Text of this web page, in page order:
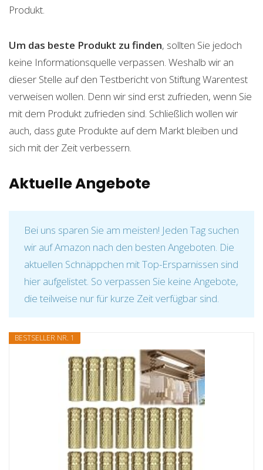
Produkt.
Um das beste Produkt zu finden, sollten Sie jedoch
keine Informationsquelle verpassen. Weshalb wir an
dieser Stelle auf den Testbericht von Stiftung Warentest
verweisen wollen. Denn wir sind erst zufrieden, wenn Sie
mit dem Produkt zufrieden sind. Schließlich wollen wir
auch, dass gute Produkte auf dem Markt bleiben und
sich mit der Zeit verbessern.
Aktuelle Angebote
Bei uns sparen Sie am meisten! Jeden Tag suchen
wir auf Amazon nach den besten Angeboten. Die
aktuellen Schnäppchen mit Top-Ersparnissen sind
hier aufgelistet. So verpassen Sie keine Angebote,
die teilweise nur für kurze Zeit verfügbar sind.
BESTSELLER NR. 1